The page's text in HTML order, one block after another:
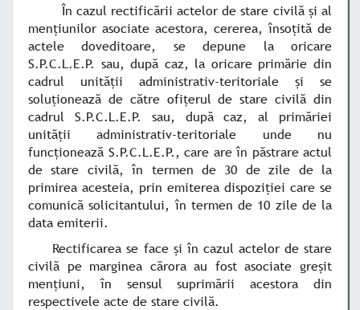
În cazul rectificării actelor de stare civilă şi al
menţiunilor asociate acestora, cererea, însoţită de
actele doveditoare, se depune la oricare
S.P.C.L.E.P. sau, după caz, la oricare primărie din
cadrul unităţii administrativ-teritoriale şi se
soluţionează de către ofiţerul de stare civilă din
cadrul S.P.C.L.E.P. sau, după caz, al primăriei
unităţii administrativ-teritoriale unde nu
funcţionează S.P.C.L.E.P., care are în păstrare actul
de stare civilă, în termen de 30 de zile de la
primirea acesteia, prin emiterea dispoziţiei care se
comunică solicitantului, în termen de 10 zile de la
data emiterii.
Rectificarea se face şi în cazul actelor de stare
civilă pe marginea cărora au fost asociate greşit
menţiuni, în sensul suprimării acestora din
respectivele acte de stare civilă.